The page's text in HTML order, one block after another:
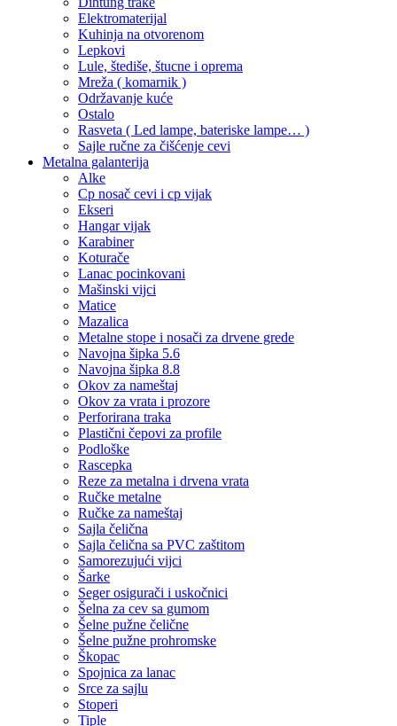
Elektromaterijal
Kuhinja na otvorenom
Lepkovi
Lule, štediše, štucne i oprema
Mreža ( komarnik )
Održavanje kuće
Ostalo
Rasveta ( Led lampe, bateriske lampe… )
Sajle ručne za čišćenje cevi
Metalna galanterija
Alke
Cp nosač cevi i cp vijak
Ekseri
Hangar vijak
Karabiner
Koturače
Lanac pocinkovani
Mašinski vijci
Matice
Mazalica
Metalne stope i nosači za drvene grede
Navojna šipka 5.6
Navojna šipka 8.8
Okov za nameštaj
Okov za vrata i prozore
Perforirana traka
Plastični čepovi za profile
Podloške
Rascepka
Reze za metalna i drvena vrata
Ručke metalne
Ručke za nameštaj
Sajla čelična
Sajla čelična sa PVC zaštitom
Samorezujući vijci
Šarke
Seger osigurači i uskočnici
Šelna za cev sa gumom
Šelne pužne čelične
Šelne pužne prohromske
Škopac
Spojnica za lanac
Srce za sajlu
Stoperi
Tiple